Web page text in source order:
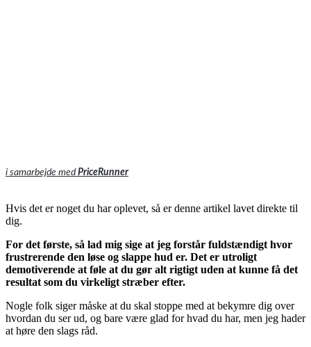
i samarbejde medPriceRunner
Hvis det er noget du har oplevet, så er denne artikel lavet direkte til
dig.
For det første, så lad mig sige at jeg forstår fuldstændigt hvor
frustrerende den løse og slappe hud er. Det er utroligt
demotiverende at føle at du gør alt rigtigt uden at kunne få det
resultat som du virkeligt stræber efter.
Nogle folk siger måske at du skal stoppe med at bekymre dig over
hvordan du ser ud, og bare være glad for hvad du har, men jeg hader
at høre den slags råd.